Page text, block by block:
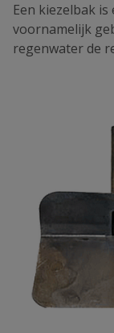
Een kiezelbak
voornamelijk
regenwater de